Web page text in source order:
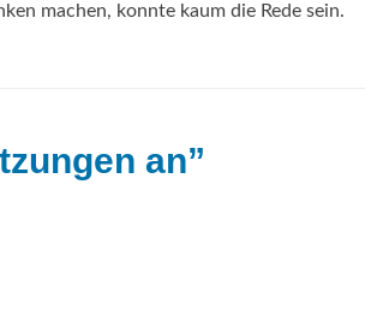
machen, konnte kaum die Rede sein.
an”